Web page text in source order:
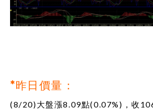
*昨日價量：
(8/20)大盤漲8.09點(0.07%)，收